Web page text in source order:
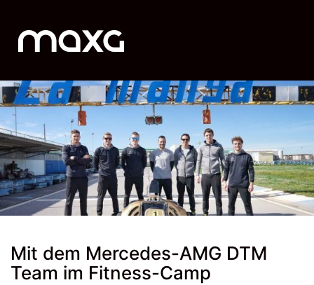
Mit dem Mercedes-AMG DTM
Team im Fitness-Camp